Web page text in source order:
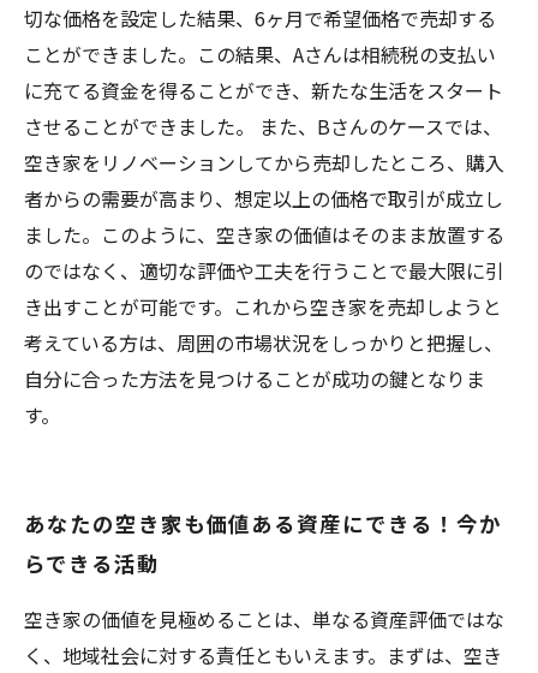
切な価格を設定した結果、6ヶ月で希望価格で売却する
ことができました。この結果、Aさんは相続税の支払い
に充てる資金を得ることができ、新たな生活をスタート
させることができました。 また、Bさんのケースでは、
空き家をリノベーションしてから売却したところ、購入
者からの需要が高まり、想定以上の価格で取引が成立し
ました。このように、空き家の価値はそのまま放置する
のではなく、適切な評価や工夫を行うことで最大限に引
き出すことが可能です。これから空き家を売却しようと
考えている方は、周囲の市場状況をしっかりと把握し、
自分に合った方法を見つけることが成功の鍵となりま
す。
あなたの空き家も価値ある資産にできる！今か
らできる活動
空き家の価値を見極めることは、単なる資産評価ではな
く、地域社会に対する責任ともいえます。まずは、空き